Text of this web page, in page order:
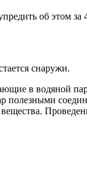
об этом за
снаружи.
в водяной
полезными